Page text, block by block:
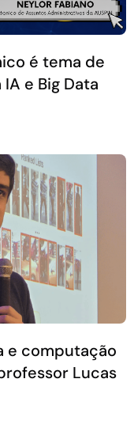
é tema de
e Big Data
e computação
Lucas